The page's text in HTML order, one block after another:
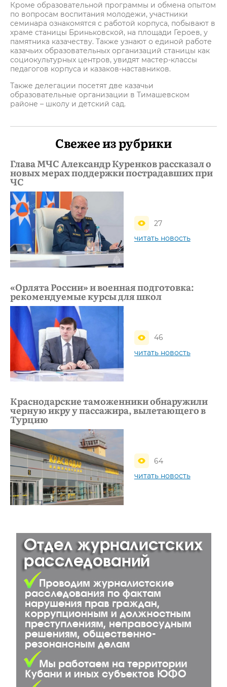
Кроме образовательной программы и обмена опытом
по вопросам воспитания молодежи, участники
семинара ознакомятся с работой корпуса, побывают в
храме станицы Бриньковской, на площади Героев, у
памятника казачеству. Также узнают о единой работе
казачьих образовательных организаций станицы как
социокультурных центров, увидят мастер-классы
педагогов корпуса и казаков-наставников.
Также делегации посетят две казачьи
образовательные организации в Тимашевском
районе – школу и детский сад.
Свежее из рубрики
Глава МЧС Александр Куренков рассказал о
новых мерах поддержки пострадавших при
ЧС
27
читать новость
«Орлята России» и военная подготовка:
рекомендуемые курсы для школ
46
читать новость
Краснодарские таможенники обнаружили
черную икру у пассажира, вылетающего в
Турцию
64
читать новость